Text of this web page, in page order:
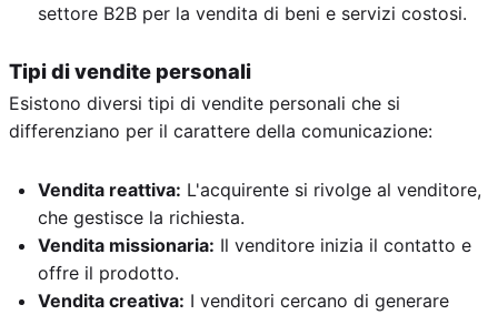
settore B2B per la vendita di beni e servizi costosi.
Tipi di vendite personali
Esistono diversi tipi di vendite personali che si
differenziano per il carattere della comunicazione:
Vendita reattiva: L'acquirente si rivolge al venditore,
che gestisce la richiesta.
Vendita missionaria: Il venditore inizia il contatto e
offre il prodotto.
Vendita creativa: I venditori cercano di generare